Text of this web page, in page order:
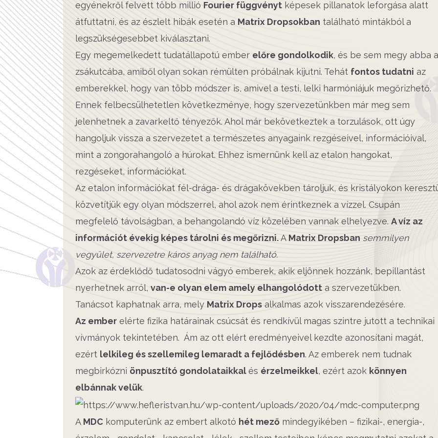
egyénekről felvett több millió Fourier függvényt képesek pillanatok leforgása alatt
átfuttatni, és az észlelt hibák esetén a Matrix Dropsokban található mintákból a
legszükségesebbet kiválasztani.
Egy megemelkedett tudatállapotú ember előre gondolkodik, és be sem megy abba a
zsákutcába, amiből olyan sokan rémülten próbálnak kijutni. Tehát fontos tudatni az
emberekkel, hogy van több módszer is, amivel a testi, lelki harmóniájuk megőrizhető.
Ennek felbecsülhetetlen következménye, hogy szervezetünkben már meg sem
jelenhetnek a zavarkeltő tényezők. Ahol már bekövetkeztek a torzulások, ott úgy
hangoljuk vissza a szervezetet a természetes anyagaink rezgéseivel, információival,
mint a zongorahangoló a húrokat. Ehhez ismernünk kell az etalon hangokat,
rezgéseket, információkat.
Az etalon információkat fél-drága- és drágakövekben tároljuk, és kristályokon
közvetítjük egy olyan módszerrel, ahol azok nem érintkeznek a vízzel. Csupán
megfelelő távolságban, a behangolandó víz közelében vannak elhelyezve. A víz az
információt évekig képes tárolni és megőrizni.A Matrix Dropsban semmilyen
vegyület, szervezetre káros anyag nem található.
Azok az érdeklődő tudatosodni vágyó emberek, akik eljönnek hozzánk, bepillantást
nyerhetnek arról, van-e olyan elem amely elhangolódott a szervezetükben.
Tanácsot kaphatnak arra, mely Matrix Drops alkalmas azok visszarendezésére.
Az ember elérte fizika határainak csúcsát és rendkívül magas szintre jutott a technikai
vívmányok tekintetében. Ám az ott elért eredményeivel kezdte azonosítani magát,
ezért lelkileg és szellemileg lemaradt a fejlődésben. Az emberek nem tudnak
megbirkózni önpusztító gondolataikkalés érzelmeikkel, ezért azok könnyen
elbánnak velük.
A MDC komputerünk az embert alkotó hét mező mindegyikében – fizikai-, energia-,